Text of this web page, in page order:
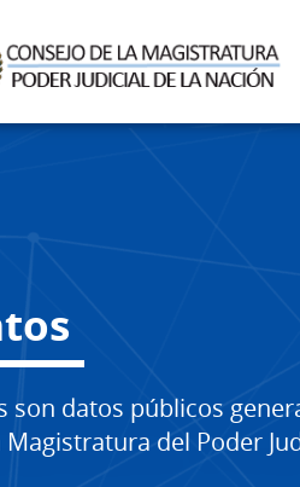
son datos públicos
Magistratura del Poder